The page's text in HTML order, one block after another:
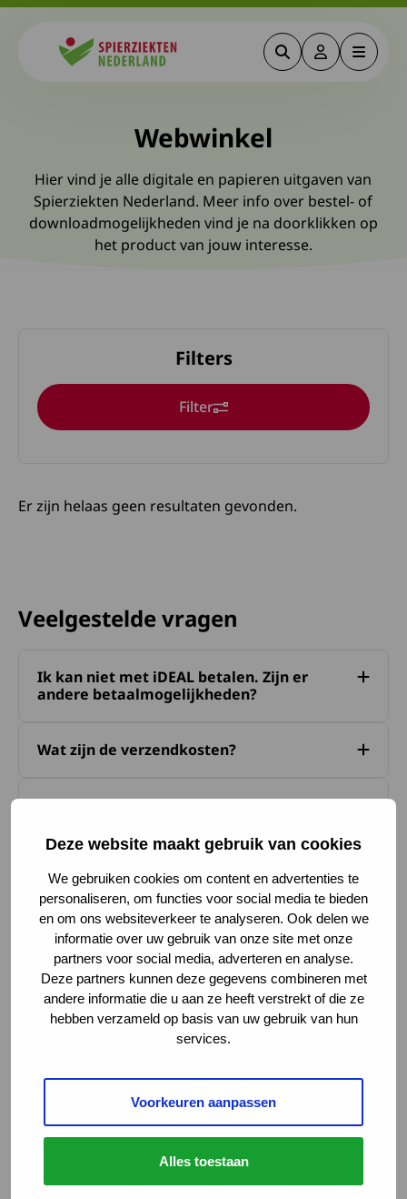
Deze website maakt gebruik van cookies
We gebruiken cookies om content en advertenties te
personaliseren, om functies voor social media te bieden
en om ons websiteverkeer te analyseren. Ook delen we
informatie over uw gebruik van onze site met onze
partners voor social media, adverteren en analyse.
Deze partners kunnen deze gegevens combineren met
andere informatie die u aan ze heeft verstrekt of die ze
hebben verzameld op basis van uw gebruik van hun
services.
Voorkeuren aanpassen
Alles toestaan
ZoekenDeze link
Menu
Webwinkel
Hier vind je alle digitale en papieren uitgaven van
Spierziekten Nederland. Meer info over bestel- of
downloadmogelijkheden vind je na doorklikken op
het product van jouw interesse.
Filters
Filter
Er zijn helaas geen resultaten gevonden.
Veelgestelde vragen
Ik kan niet met iDEAL betalen. Zijn er
andere betaalmogelijkheden?
Wat zijn de verzendkosten?
Ik wil veel producten tegelijk bestellen.
verzendkosten?
Leveren jullie ook buiten Nederland?
Hoe lang duurt het voor ik mijn bestelling
krijg?
Volg de ontwikkelingen
Voor actuele ontwikkelingen en achtergronden
over jouw diagnose en spierziektebrede
onderwerpen, volg je ons nieuwsoverzicht.